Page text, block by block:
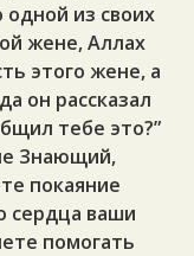
одной из своих
жене, Аллах
этого жене, а
он рассказал
тебе это?”
Знающий,
покаяние
сердца ваши
помогать